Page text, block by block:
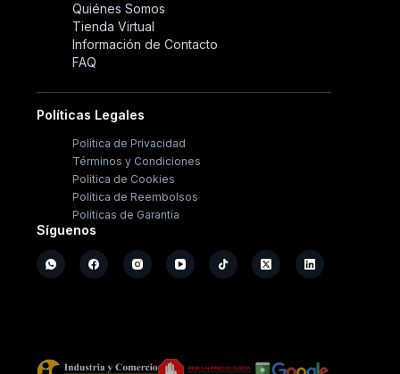
Quiénes Somos
Tienda Virtual
Información de Contacto
FAQ
Políticas Legales
Política de Privacidad
Términos y Condiciones
Política de Cookies
Política de Reembolsos
Políticas de Garantía
Síguenos